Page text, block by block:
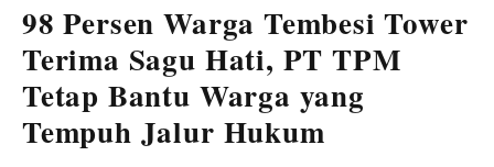
98 Persen Warga Tembesi Tower
Terima Sagu Hati, PT TPM
Tetap Bantu Warga yang
Tempuh Jalur Hukum